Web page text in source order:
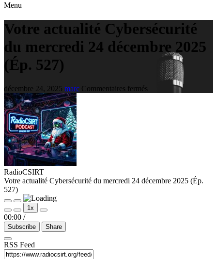
Menu
Votre actualité Cybersécurité
du mercredi 24 décembre 2025
(Ép. 527)
décembre 24, 2025 marc Commentaires fermés
RadioCSIRT
Votre actualité Cybersécurité du mercredi 24 décembre 2025 (Ép.
527)
1x
00:00 /
Subscribe Share
RSS Feed